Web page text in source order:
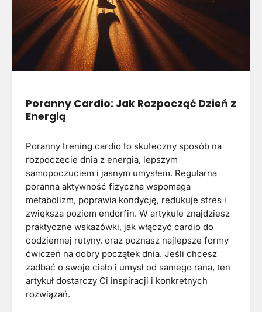
Poranny Cardio: Jak Rozpocząć Dzień z
Energią
Poranny trening cardio to skuteczny sposób na
rozpoczęcie dnia z energią, lepszym
samopoczuciem i jasnym umysłem. Regularna
poranna aktywność fizyczna wspomaga
metabolizm, poprawia kondycję, redukuje stres i
zwiększa poziom endorfin. W artykule znajdziesz
praktyczne wskazówki, jak włączyć cardio do
codziennej rutyny, oraz poznasz najlepsze formy
ćwiczeń na dobry początek dnia. Jeśli chcesz
zadbać o swoje ciało i umysł od samego rana, ten
artykuł dostarczy Ci inspiracji i konkretnych
rozwiązań.